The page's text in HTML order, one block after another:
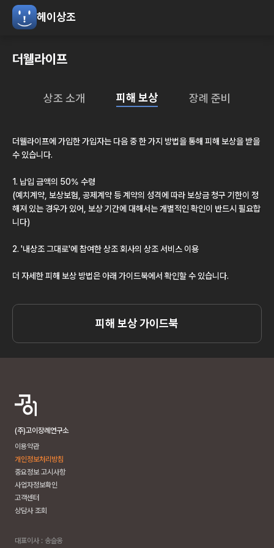
헤이상조
더웰라이프
상조 소개 피해 보상 장례 준비
더웰라이프에 가입한 가입자는 다음 중 한 가지 방법을 통해 피해 보상을 받을
수 있습니다.
1. 납입 금액의 50% 수령
(예치계약, 보상보험, 공제계약 등 계약의 성격에 따라 보상금 청구 기한이 정
해져 있는 경우가 있어, 보상 기간에 대해서는 개별적인 확인이 반드시 필요합
니다)
2. '내상조 그대로'에 참여한 상조 회사의 상조 서비스 이용
더 자세한 피해 보상 방법은 아래 가이드북에서 확인할 수 있습니다.
피해 보상 가이드북
(주)고이장례연구소
이용약관
개인정보처리방침
중요정보 고시사항
사업자정보확인
고객센터
상담사 조회
대표이사 : 송슬옹